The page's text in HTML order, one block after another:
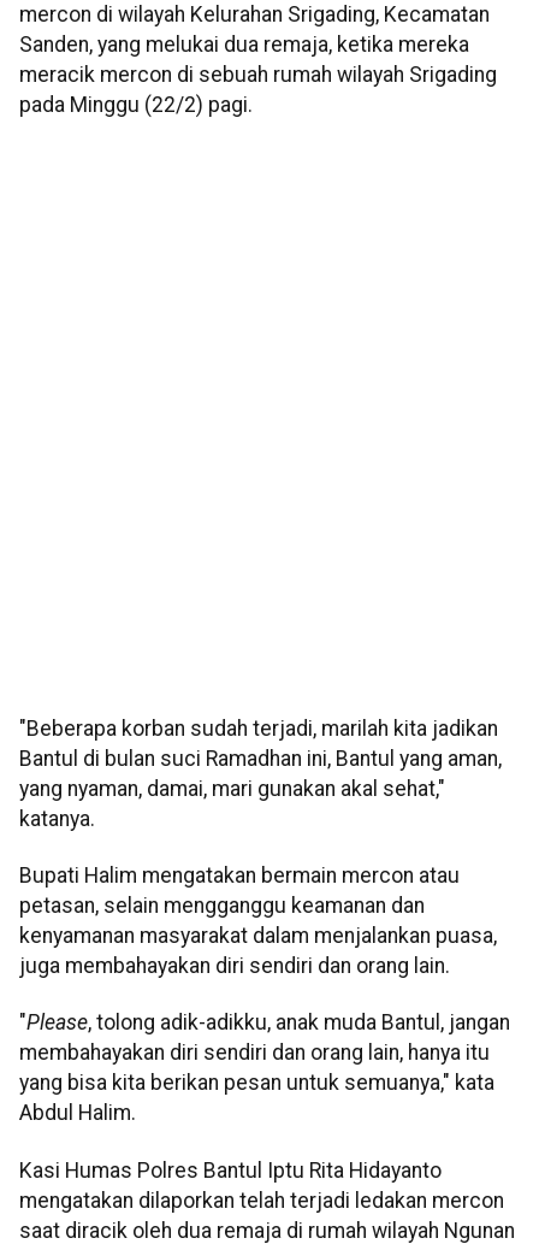
mercon di wilayah Kelurahan Srigading, Kecamatan
Sanden, yang melukai dua remaja, ketika mereka
meracik mercon di sebuah rumah wilayah Srigading
pada Minggu (22/2) pagi.
"Beberapa korban sudah terjadi, marilah kita jadikan
Bantul di bulan suci Ramadhan ini, Bantul yang aman,
yang nyaman, damai, mari gunakan akal sehat,"
katanya.
Bupati Halim mengatakan bermain mercon atau
petasan, selain mengganggu keamanan dan
kenyamanan masyarakat dalam menjalankan puasa,
juga membahayakan diri sendiri dan orang lain.
"Please, tolong adik-adikku, anak muda Bantul, jangan
membahayakan diri sendiri dan orang lain, hanya itu
yang bisa kita berikan pesan untuk semuanya," kata
Abdul Halim.
Kasi Humas Polres Bantul Iptu Rita Hidayanto
mengatakan dilaporkan telah terjadi ledakan mercon
saat diracik oleh dua remaja di rumah wilayah Ngunan